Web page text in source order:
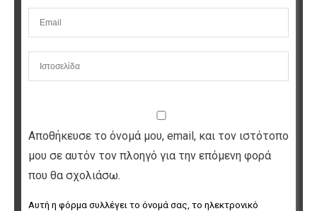
Αποθήκευσε το όνομά μου, email, και τον ιστότοπο
μου σε αυτόν τον πλοηγό για την επόμενη φορά
που θα σχολιάσω.
Αυτή η φόρμα συλλέγει το όνομά σας, το ηλεκτρονικό